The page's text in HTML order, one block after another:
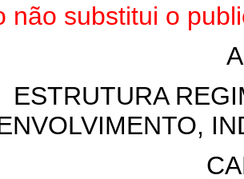
não substitui o
ESTRUTURA